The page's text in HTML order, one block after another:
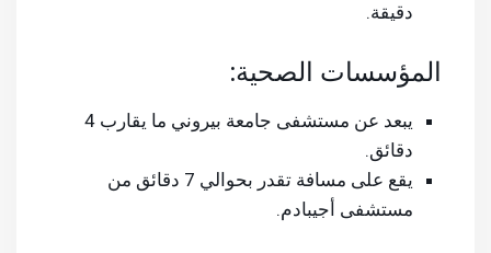
دقيقة.
المؤسسات الصحية:
يبعد عن مستشفى جامعة بيروني ما يقارب 4
دقائق.
يقع على مسافة تقدر بحوالي 7 دقائق من
مستشفى أجيبادم.